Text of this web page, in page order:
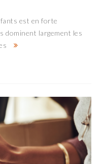
est en forte
dominent largement les